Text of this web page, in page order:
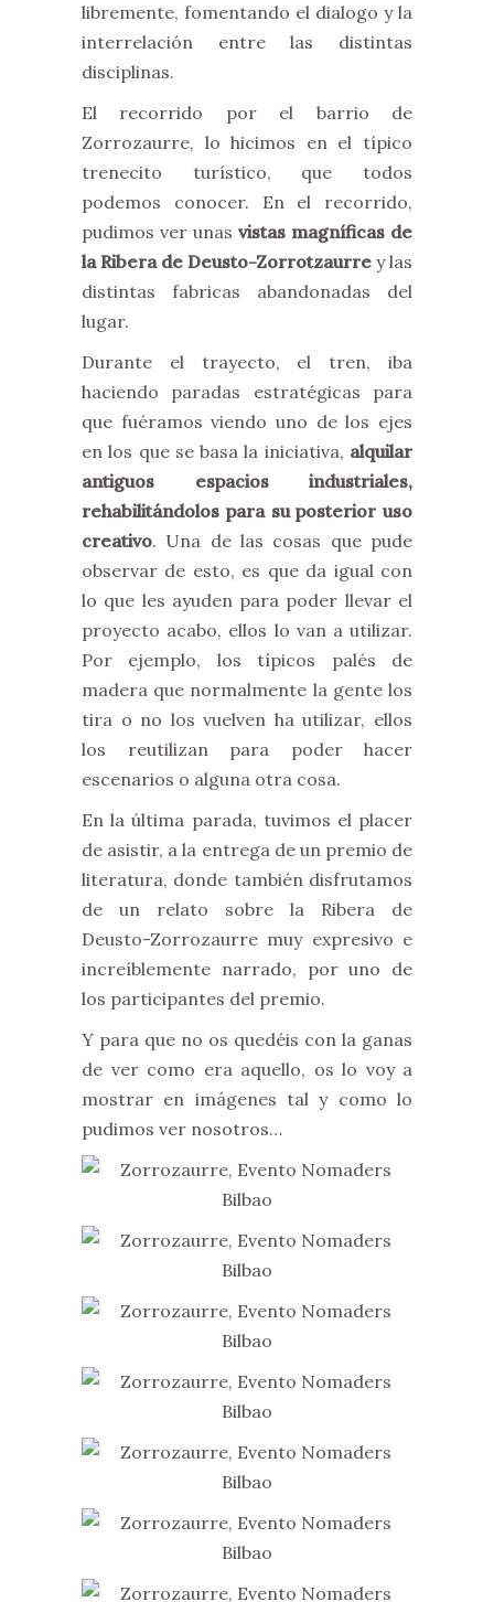
libremente, fomentando el dialogo y la
interrelación entre las distintas
disciplinas.
El recorrido por el barrio de
Zorrozaurre, lo hicimos en el típico
trenecito turístico, que todos
podemos conocer. En el recorrido,
pudimos ver unas vistas magníficas de
la Ribera de Deusto-Zorrotzaurre y las
distintas fabricas abandonadas del
lugar.
Durante el trayecto, el tren, iba
haciendo paradas estratégicas para
que fuéramos viendo uno de los ejes
en los que se basa la iniciativa, alquilar
antiguos espacios industriales,
rehabilitándolos para su posterior uso
creativo. Una de las cosas que pude
observar de esto, es que da igual con
lo que les ayuden para poder llevar el
proyecto acabo, ellos lo van a utilizar.
Por ejemplo, los típicos palés de
madera que normalmente la gente los
tira o no los vuelven ha utilizar, ellos
los reutilizan para poder hacer
escenarios o alguna otra cosa.
En la última parada, tuvimos el placer
de asistir, a la entrega de un premio de
literatura, donde también disfrutamos
de un relato sobre la Ribera de
Deusto-Zorrozaurre muy expresivo e
increíblemente narrado, por uno de
los participantes del premio.
Y para que no os quedéis con la ganas
de ver como era aquello, os lo voy a
mostrar en imágenes tal y como lo
pudimos ver nosotros…